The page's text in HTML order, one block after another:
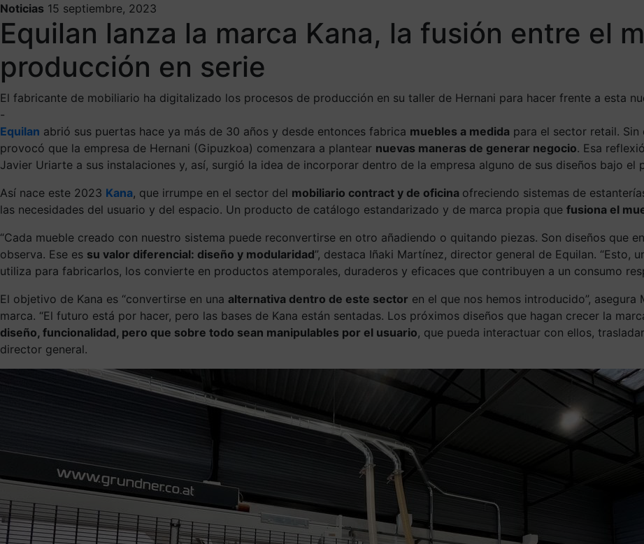
Noticias 15 septiembre, 2023
Equilan lanza la marca Kana, la fusión entre el
producción en serie
El fabricante de mobiliario ha digitalizado los procesos de producción en su taller de Hernani para hacer frente a esta
-
Equilan abrió sus puertas hace ya más de 30 años y desde entonces fabrica muebles a medida para el sector retail.
provocó que la empresa de Hernani (Gipuzkoa) comenzara a plantear nuevas maneras de generar negocio. Esa
Javier Uriarte a sus instalaciones y, así, surgió la idea de incorporar dentro de la empresa alguno de sus diseños bajo el
Así nace este 2023 Kana, que irrumpe en el sector del mobiliario contract y de oficina ofreciendo sistemas de
las necesidades del usuario y del espacio. Un producto de catálogo estandarizado y de marca propia que fusiona el
“Cada mueble creado con nuestro sistema puede reconvertirse en otro añadiendo o quitando piezas. Son diseños que
observa. Ese es su valor diferencial: diseño y modularidad”, destaca Iñaki Martínez, director general de Equilan. “Esto,
utiliza para fabricarlos, los convierte en productos atemporales, duraderos y eficaces que contribuyen a un consumo
El objetivo de Kana es “convertirse en una alternativa dentro de este sector en el que nos hemos introducido”,
marca. “El futuro está por hacer, pero las bases de Kana están sentadas. Los próximos diseños que hagan crecer la
diseño, funcionalidad, pero que sobre todo sean manipulables por el usuario, que pueda interactuar con ellos,
director general.